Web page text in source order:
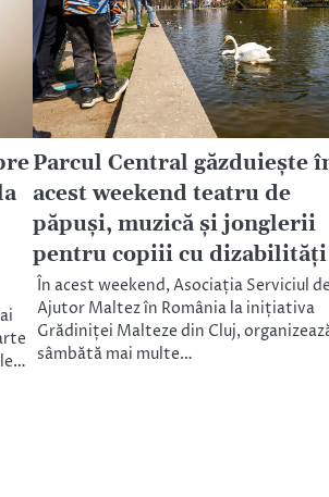
Parcul Central găzduiește
acest weekend teatru de
păpuși, muzică și jonglerii
pentru copiii cu dizabilități
În acest weekend, Asociația Serviciul
Ajutor Maltez în România la inițiativa
Grădiniței Malteze din Cluj,
sâmbătă mai multe…